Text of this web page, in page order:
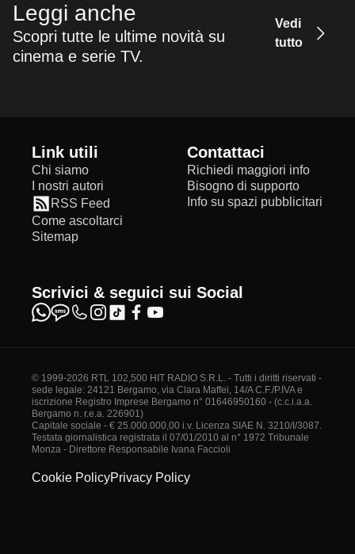
Leggi anche
Scopri tutte le ultime novità su
cinema e serie TV.
Vedi
tutto
Link utili
Chi siamo
I nostri autori
RSS Feed
Come ascoltarci
Sitemap
Contattaci
Richiedi maggiori info
Bisogno di supporto
Info su spazi pubblicitari
Scrivici & seguici sui Social
© 1999-2026 RTL 102,500 HIT RADIO S.R.L. - Tutti i diritti riservati -
sede legale: 24121 Bergamo, via Clara Maffei, 14/A C.F./P.IVA e
iscrizione Registro Imprese Bergamo n° 01646950160 - (c.c.i.a.a.
Bergamo n. r.e.a. 226901)
Capitale sociale - € 25.000.000,00 i.v. Licenza SIAE N. 3210/I/3087.
Testata giornalistica registrata il 07/01/2010 al n° 1972 Tribunale
Monza - Direttore Responsabile Ivana Faccioli
Cookie PolicyPrivacy Policy